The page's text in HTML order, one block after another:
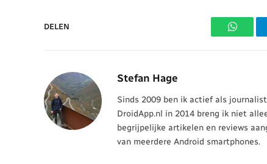
DELEN
Stefan Hage
Sinds 2009 ben ik actief als
DroidApp.nl in 2014 breng ik niet
begrijpelijke artikelen en reviews
van meerdere Android smartphones.